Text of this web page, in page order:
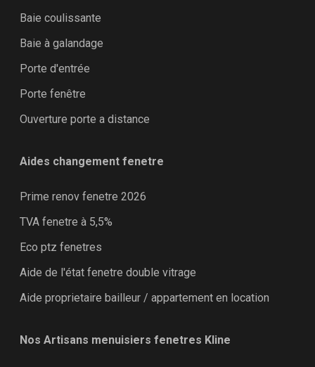
Baie coulissante
Baie à galandage
Porte d'entrée
Porte fenêtre
Ouverture porte a distance
Aides changement fenetre
Prime renov fenetre 2026
TVA fenetre à 5,5%
Eco ptz fenetres
Aide de l'état fenetre double vitrage
Aide proprietaire bailleur / appartement en location
Nos Artisans menuisiers fenetres Kline